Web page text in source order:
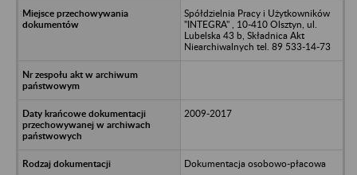
Spółdzielnia Pracy i Użytkowników
"INTEGRA" , 10-410 Olsztyn, ul.
Lubelska 43 b, Składnica Akt
Niearchiwalnych tel. 89 533-14-73
2009-2017
Dokumentacja osobowo-płacowa